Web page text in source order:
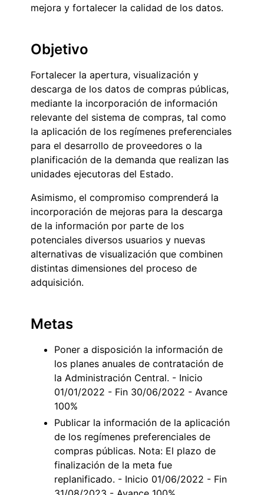
mejora y fortalecer la calidad de los datos.
Objetivo
Fortalecer la apertura, visualización y
descarga de los datos de compras públicas,
mediante la incorporación de información
relevante del sistema de compras, tal como
la aplicación de los regímenes preferenciales
para el desarrollo de proveedores o la
planificación de la demanda que realizan las
unidades ejecutoras del Estado.
Asimismo, el compromiso comprenderá la
incorporación de mejoras para la descarga
de la información por parte de los
potenciales diversos usuarios y nuevas
alternativas de visualización que combinen
distintas dimensiones del proceso de
adquisición.
Metas
Poner a disposición la información de
los planes anuales de contratación de
la Administración Central. - Inicio
01/01/2022 - Fin 30/06/2022 - Avance
100%
Publicar la información de la aplicación
de los regímenes preferenciales de
compras públicas. Nota: El plazo de
finalización de la meta fue
replanificado. - Inicio 01/06/2022 - Fin